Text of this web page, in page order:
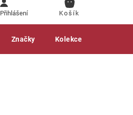
Přihlášení
NÁKUPNÍ
Gastro produkty
Značky Kolekce